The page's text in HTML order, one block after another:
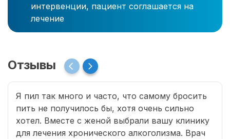
интервенции, пациент соглашается на
лечение
Отзывы
Я пил так много и часто, что самому бросить
пить не получилось бы, хотя очень сильно
хотел. Вместе с женой выбрали вашу клинику
для лечения хронического алкоголизма. Врач